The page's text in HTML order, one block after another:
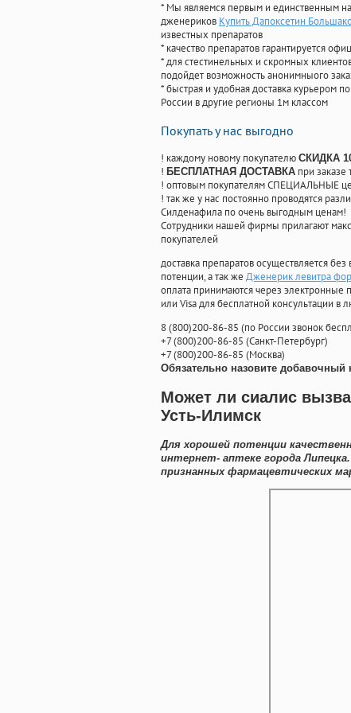
* Мы являемся первым и единственным
дженериков Купить Дапоксетин
известных препаратов
* качество препаратов гарантируется
* для стестинельных и скромных
подойдет возможность анонимныого
* быстрая и удобная доставка курьером
России в другие регионы 1м классом
Покупать у нас выгодно
! каждому новому покупателю СКИДКА
! БЕСПЛАТНАЯ ДОСТАВКА при заказе
! оптовым покупателям СПЕЦИАЛЬНЫЕ
! так же у нас постоянно проводятся
Силденафила по очень выгодным ценам!
Cотрудники нашей фирмы прилагают
покупателей
доставка препаратов осуществляется
потенции, а так же Дженерик левитра
оплата принимаются через электронные
или Visa для бесплатной консультации в
8(800)200-86-85 (по России звонок
+7(800)200-86-85 (Санкт-Петербург)
+7(800)200-86-85 (Москва)
Обязательно назовите добавочный
Может ли сиалис
Усть-Илимск
Для хорошей потенции
интернет- аптеке города
признанных фармацевтических